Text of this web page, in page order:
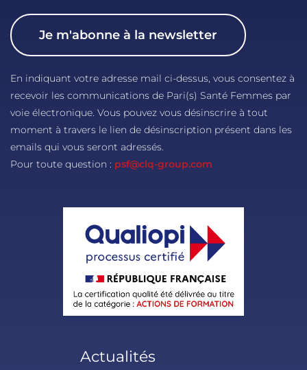
Je m'abonne à la newsletter
En indiquant votre adresse mail ci-dessus, vous consentez à
recevoir les communications de Pari(s) Santé Femmes par
voie électronique. Vous pouvez vous désinscrire à tout
moment à travers le lien de désinscription présent dans les
emails qui vous seront adressés.
Pour toute question : psf@clq-group.com
Actualités